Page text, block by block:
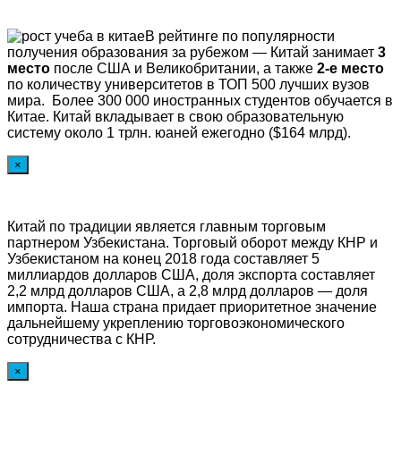
В рейтинге по популярности
получения образования за рубежом — Китай занимает 3
место после США и Великобритании, а также 2-е место
по количеству университетов в ТОП 500 лучших вузов
мира. Более 300 000 иностранных студентов обучается в
Китае. Китай вкладывает в свою образовательную
систему около 1 трлн. юаней ежегодно ($164 млрд).
×
Китай по традиции является главным торговым
партнером Узбекистана. Торговый оборот между КНР и
Узбекистаном на конец 2018 года составляет 5
миллиардов долларов США, доля экспорта составляет
2,2 млрд долларов США, а 2,8 млрд долларов — доля
импорта. Наша страна придает приоритетное значение
дальнейшему укреплению торговоэкономического
сотрудничества с КНР.
×